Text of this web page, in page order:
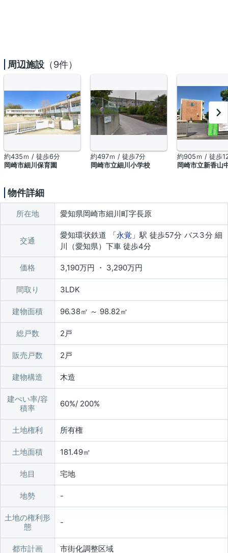
周辺施設 （9件）
約435ｍ / 徒歩6分
岡崎市細川保育園
約497ｍ / 徒歩7分
岡崎市立細川小学校
約905ｍ / 徒歩
岡崎市立新香山
物件詳細
所在地 愛知県岡崎市細川町字長原
交通
愛知環状鉄道 「永覚 」駅 徒歩57分 バス3分 細
川（愛知県）下車 徒歩4分
価格 3,190万円 ・ 3,290万円
間取り 3LDK
建物面積 96.38㎡ ～ 98.82㎡
総戸数 2戸
販売戸数 2戸
建物構造 木造
建ぺい率/容
積率
60%/ 200%
土地権利 所有権
土地面積 181.49㎡
地目 宅地
地勢
土地の権利形
態
都市計画 市街化調整区域